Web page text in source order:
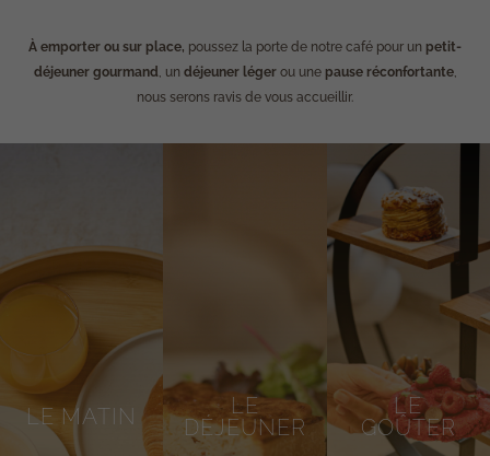
À emporter ou sur place, poussez la porte de notre café pour un petit-
déjeuner gourmand , un déjeuner légerou unepause réconfortante,
nous serons ravis de vous accueillir.
LE MATIN
LE
DÉJEUNER
LE
GOÛTER